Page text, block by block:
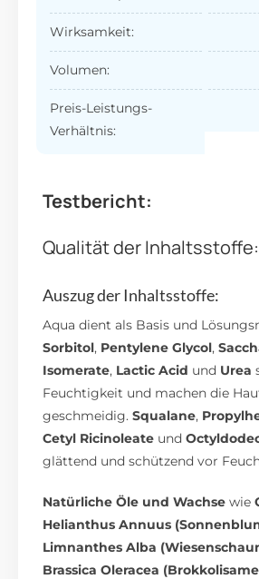
Wirksamkeit:
Volumen:
Preis-Leistungs-
Verhältnis:
Testbericht:
Qualität der
Auszug der Inhaltsstoffe:
Aqua dient als Basis und
Sorbitol, Pentylene Glycol,
Isomerate, Lactic Acid und Urea
Feuchtigkeit und machen die
geschmeidig.Squalane,
Cetyl Ricinoleate und
glättend und schützend vor
Natürliche Öle und Wachse wie
Helianthus Annuus
Limnanthes Alba
Brassica Oleracea